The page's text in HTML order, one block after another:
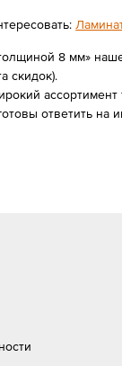
8 мм»
скидок).
ассортимент
ответить